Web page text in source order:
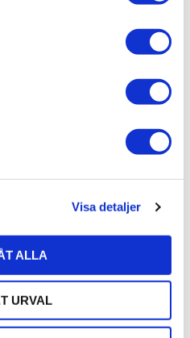
Visa detaljer
ALLA
URVAL
kanaler, rörliga mekanik
på ljud, är detta den